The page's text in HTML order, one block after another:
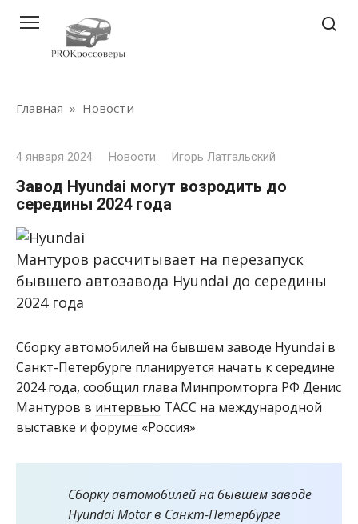
контенту
Главная » Новости
4 января 2024 Новости Игорь Латгальский
Завод Hyundai могут возродить до
середины 2024 года
Мантуров рассчитывает на перезапуск
бывшего автозавода Hyundai до середины
2024 года
Сборку автомобилей на бывшем заводе Hyundai в
Санкт-Петербурге планируется начать к середине
2024 года, сообщил глава Минпромторга РФ Денис
Мантуров в интервью ТАСС на международной
выставке и форуме «Россия»
Сборку автомобилей на бывшем заводе
Hyundai Motor в Санкт-Петербурге